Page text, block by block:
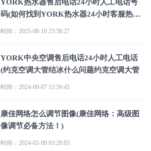
YORK热水器售后电话24小时人工电话号
码(如何找到YORK热水器24小时客服热线
时间：2025-08-10 23:58:27
YORK中央空调售后电话24小时人工电话
(约克空调大管结冰什么问题约克空调大管
时间：2024-09-07 13:59:45
康佳网络怎么调节图像(康佳网络：高级图
像调节必备方法！)
时间：2024-02-09 03:28:05